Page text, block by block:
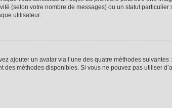
(selon votre nombre de messages) ou un statut particulier
utilisateur.
ajouter un avatar via l’une des quatre méthodes suivantes
méthodes disponibles. Si vous ne pouvez pas utiliser